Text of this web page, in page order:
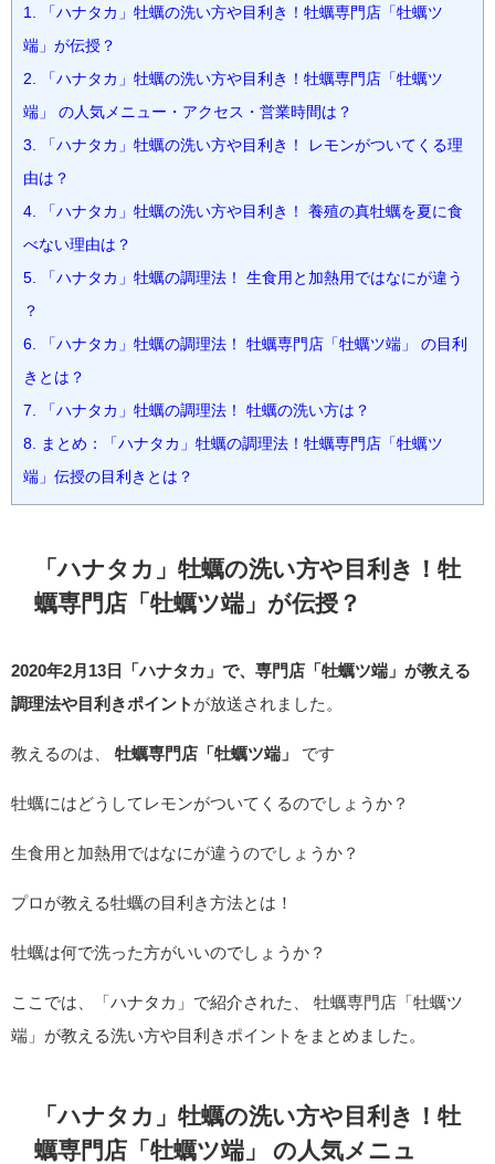
1. 「ハナタカ」牡蠣の洗い方や目利き！牡蠣専門店「牡蠣ツ
端」が伝授？
2. 「ハナタカ」牡蠣の洗い方や目利き！牡蠣専門店「牡蠣ツ
端」 の人気メニュー・アクセス・営業時間は？
3. 「ハナタカ」牡蠣の洗い方や目利き！ レモンがついてくる理
由は？
4. 「ハナタカ」牡蠣の洗い方や目利き！ 養殖の真牡蠣を夏に食
べない理由は？
5. 「ハナタカ」牡蠣の調理法！ 生食用と加熱用ではなにが違う
？
6. 「ハナタカ」牡蠣の調理法！ 牡蠣専門店「牡蠣ツ端」 の目利
きとは？
7. 「ハナタカ」牡蠣の調理法！ 牡蠣の洗い方は？
8. まとめ：「ハナタカ」牡蠣の調理法！牡蠣専門店「牡蠣ツ
端」伝授の目利きとは？
「ハナタカ」牡蠣の洗い方や目利き！牡
蠣専門店「牡蠣ツ端」が伝授？
2020年2月13日「ハナタカ」で、専門店「牡蠣ツ端」が教える
調理法や目利きポイント が放送されました。
教えるのは、 牡蠣専門店「牡蠣ツ端」 です
牡蠣にはどうしてレモンがついてくるのでしょうか？
生食用と加熱用ではなにが違うのでしょうか？
プロが教える牡蠣の目利き方法とは！
牡蠣は何で洗った方がいいのでしょうか？
ここでは、「ハナタカ」で紹介された、 牡蠣専門店「牡蠣ツ
端」が教える洗い方や目利きポイントをまとめました。
「ハナタカ」牡蠣の洗い方や目利き！牡
蠣専門店「牡蠣ツ端」 の人気メニュ